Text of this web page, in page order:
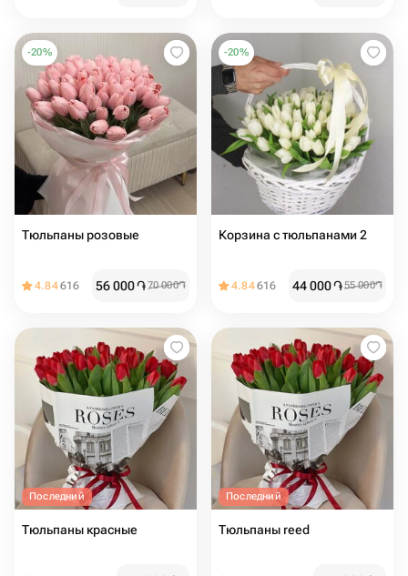
-20%
Тюльпаны розовые
4.84616 56 000֏70 000֏
-20%
Корзина с тюльпанами 2
4.84616 44 000֏55 000֏
Последний
Тюльпаны красные
Последний
Тюльпаны reed